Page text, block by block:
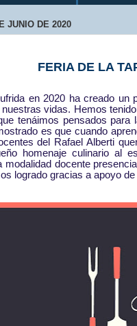
JUNIO DE 2020
FERIA DE LA
en 2020 ha creado
nuestras vidas. Hemos
tenáimos pensados
es que cuando
del Rafael Alberti
homenaje culinario al
modalidad docente
logrado gracias a apoyo